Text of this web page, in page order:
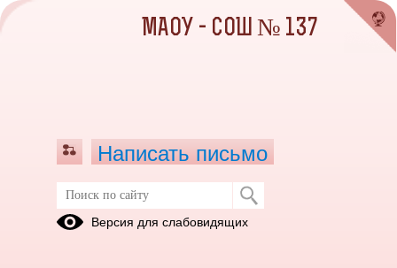
Смена Агро Академия - 2023
МАОУ - СОШ № 137
Написать письмо
Версия для слабовидящих